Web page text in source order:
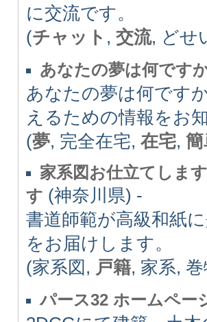
に交流です。
(チャット , 交流, どせ
あなたの夢は何です
あなたの夢は何です
えるための情報をお
(夢, 完全在宅, 在宅,
家系図お仕立てしま
す (神奈川県) -
書道師範が高級和紙
をお届けします。
(家系図, 戸籍, 家系,
パース32 ホームペー